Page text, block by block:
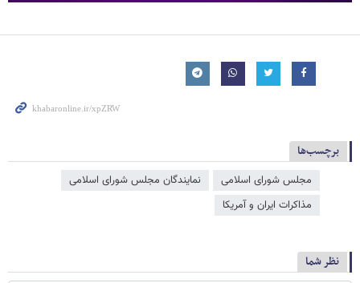
برچسب‌ها
مجلس شورای اسلامی
نمایندگان مجلس شورای اسلامی
مذاکرات ایران و آمریکا
نظر شما